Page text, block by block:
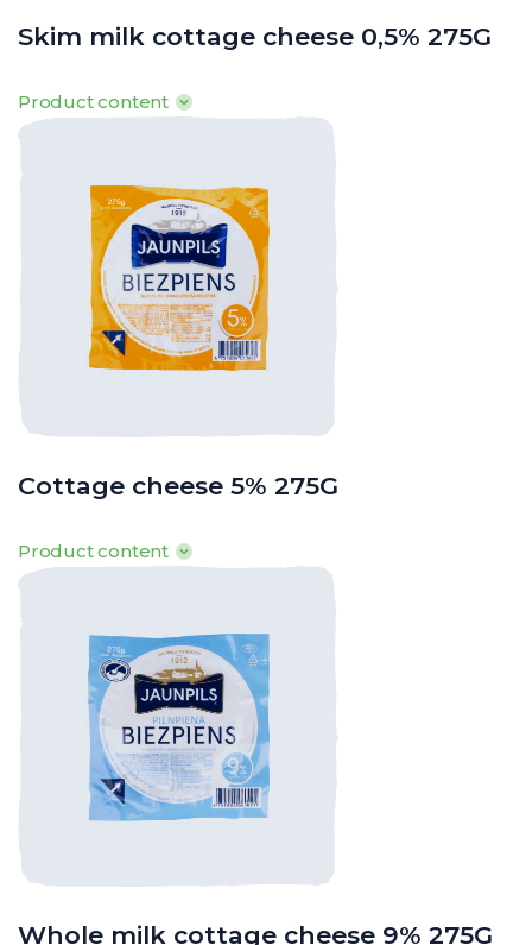
Skim milk cottage cheese 0,5% 275G
Product content
100g produkta satur: Tauki 0,5g, tostarp piesātinātās t.sk. 0,3g,
· Enerģētiskā vērtība: 378kJ/ 89kcal
· Uzglabāšanas to: 0olīdz +8oC
Cottage cheese 5% 275G
Product content
100g produkta satur: Tauki 5g, tostarp piesātinātās t.sk. 3g,
· Enerģētiskā vērtība: 503kJ/ 119kcal
· Uzglabāšanas to: 0o līdz +8oC
Whole milk cottage cheese 9% 275G